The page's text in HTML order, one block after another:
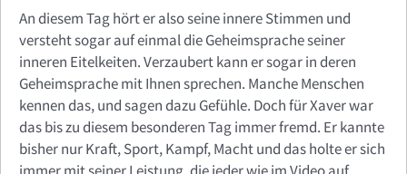
An diesem Tag hört er also seine innere Stimmen und
versteht sogar auf einmal die Geheimsprache seiner
inneren Eitelkeiten. Verzaubert kann er sogar in deren
Geheimsprache mit Ihnen sprechen. Manche Menschen
kennen das, und sagen dazu Gefühle. Doch für Xaver war
das bis zu diesem besonderen Tag immer fremd. Er kannte
bisher nur Kraft, Sport, Kampf, Macht und das holte er sich